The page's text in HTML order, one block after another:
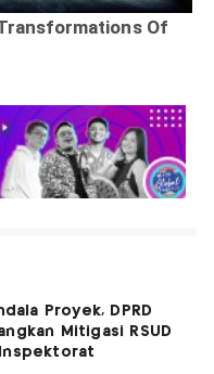
Proyek, DPRD
Mitigasi RSUD